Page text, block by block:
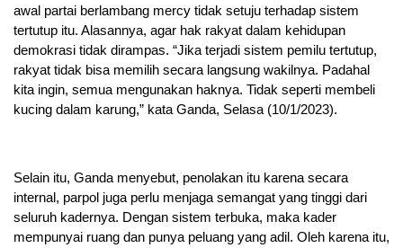
awal partai berlambang mercy tidak setuju terhadap sistem
tertutup itu. Alasannya, agar hak rakyat dalam kehidupan
demokrasi tidak dirampas. “Jika terjadi sistem pemilu tertutup,
rakyat tidak bisa memilih secara langsung wakilnya. Padahal
kita ingin, semua mengunakan haknya. Tidak seperti membeli
kucing dalam karung,” kata Ganda, Selasa (10/1/2023).
Selain itu, Ganda menyebut, penolakan itu karena secara
internal, parpol juga perlu menjaga semangat yang tinggi dari
seluruh kadernya. Dengan sistem terbuka, maka kader
mempunyai ruang dan punya peluang yang adil. Oleh karena itu,